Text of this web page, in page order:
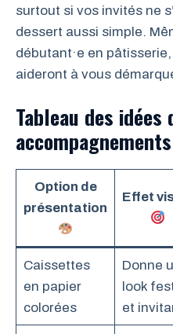
surtout si vos invités ne
dessert aussi simple.
débutant·e en
aideront à vous
Tableau des
accompagnements
Option de
présentation
Effet
Caissettes
en papier
colorées
Donne
look
et